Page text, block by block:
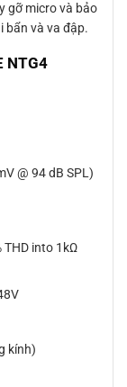
gỡ micro và bảo
bẩn và va đập.
NTG4
@ 94 dB SPL)
THD into 1kΩ
kính)